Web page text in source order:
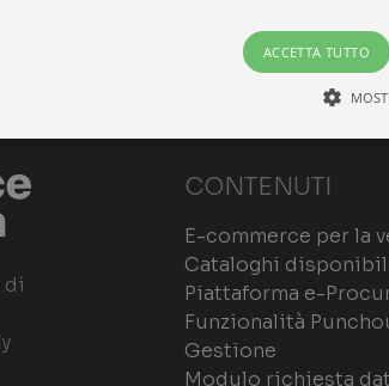
di
CONTENUTI
E-commerce per la
Cataloghi
Piattaforma e-
Funzionalità
Gestione
Modulo richiesta
ACCETTA TUTTO
Strettamente necessari
strettamente necessari consentono le funzionalità principali
può essere utilizzato correttamente senza i cookie
PROVIDER /
SCADENZA
CookieScript
ecommerceferramenta.it